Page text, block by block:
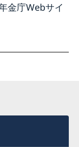
金庁Webサイ